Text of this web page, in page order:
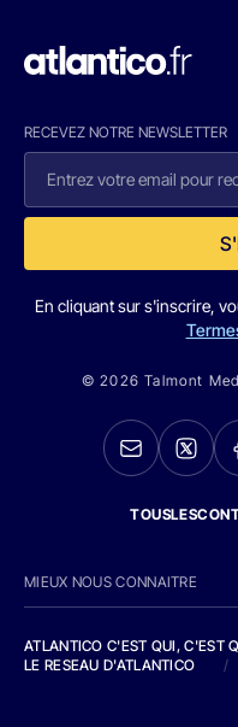
RECEVEZ NOTRE NEWSLETTER
En cliquant sur s'inscrire,
© 2026 Talmont
MIEUX NOUS CONNAITRE
ATLANTICO C'EST QUI, C'EST
LE RESEAU D'ATLANTICO
/